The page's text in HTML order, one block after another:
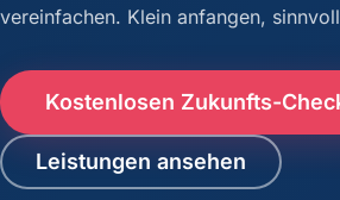
vereinfachen. Klein anfangen,
Kostenlosen Zukunfts-
Leistungen ansehen